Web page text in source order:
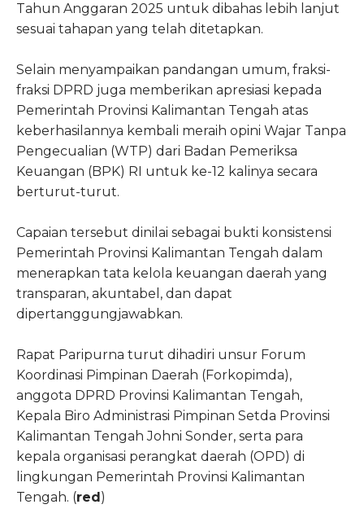
Tahun Anggaran 2025 untuk dibahas lebih lanjut
sesuai tahapan yang telah ditetapkan.
Selain menyampaikan pandangan umum, fraksi-
fraksi DPRD juga memberikan apresiasi kepada
Pemerintah Provinsi Kalimantan Tengah atas
keberhasilannya kembali meraih opini Wajar Tanpa
Pengecualian (WTP) dari Badan Pemeriksa
Keuangan (BPK) RI untuk ke-12 kalinya secara
berturut-turut.
Capaian tersebut dinilai sebagai bukti konsistensi
Pemerintah Provinsi Kalimantan Tengah dalam
menerapkan tata kelola keuangan daerah yang
transparan, akuntabel, dan dapat
dipertanggungjawabkan.
Rapat Paripurna turut dihadiri unsur Forum
Koordinasi Pimpinan Daerah (Forkopimda),
anggota DPRD Provinsi Kalimantan Tengah,
Kepala Biro Administrasi Pimpinan Setda Provinsi
Kalimantan Tengah Johni Sonder, serta para
kepala organisasi perangkat daerah (OPD) di
lingkungan Pemerintah Provinsi Kalimantan
Tengah. (red)